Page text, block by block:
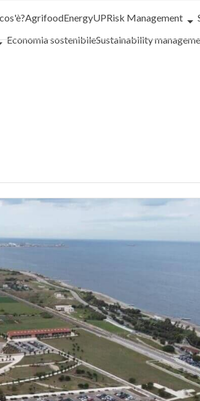
AgrifoodEnergyUPRisk Management
Economia sostenibileSustainability